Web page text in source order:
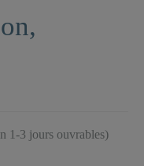
1-3 jours ouvrables)